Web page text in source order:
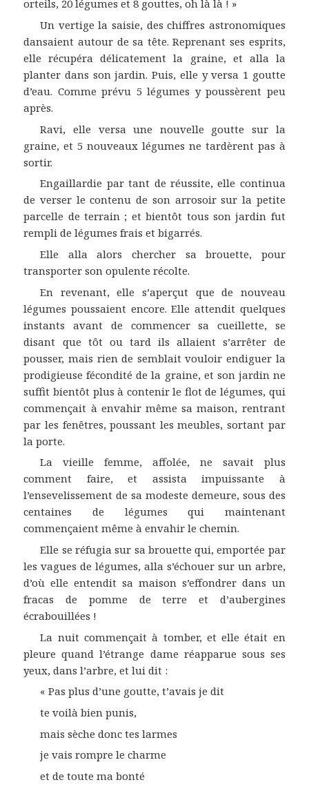
orteils, 20 légumes et 8 gouttes, oh là là ! »
Un vertige la saisie, des chiffres astronomiques
dansaient autour de sa tête. Reprenant ses esprits,
elle récupéra délicatement la graine, et alla la
planter dans son jardin. Puis, elle y versa 1 goutte
d’eau. Comme prévu 5 légumes y poussèrent peu
après.
Ravi, elle versa une nouvelle goutte sur la
graine, et 5 nouveaux légumes ne tardèrent pas à
sortir.
Engaillardie par tant de réussite, elle continua
de verser le contenu de son arrosoir sur la petite
parcelle de terrain ; et bientôt tous son jardin fut
rempli de légumes frais et bigarrés.
Elle alla alors chercher sa brouette, pour
transporter son opulente récolte.
En revenant, elle s’aperçut que de nouveau
légumes poussaient encore. Elle attendit quelques
instants avant de commencer sa cueillette, se
disant que tôt ou tard ils allaient s’arrêter de
pousser, mais rien de semblait vouloir endiguer la
prodigieuse fécondité de la graine, et son jardin ne
suffit bientôt plus à contenir le flot de légumes, qui
commençait à envahir même sa maison, rentrant
par les fenêtres, poussant les meubles, sortant par
la porte.
La vieille femme, affolée, ne savait plus
comment faire, et assista impuissante à
l’ensevelissement de sa modeste demeure, sous des
centaines de légumes qui maintenant
commençaient même à envahir le chemin.
Elle se réfugia sur sa brouette qui, emportée par
les vagues de légumes, alla s’échouer sur un arbre,
d’où elle entendit sa maison s’effondrer dans un
fracas de pomme de terre et d’aubergines
écrabouillées !
La nuit commençait à tomber, et elle était en
pleure quand l’étrange dame réapparue sous ses
yeux, dans l’arbre, et lui dit :
« Pas plus d’une goutte, t’avais je dit
te voilà bien punis,
mais sèche donc tes larmes
je vais rompre le charme
et de toute ma bonté